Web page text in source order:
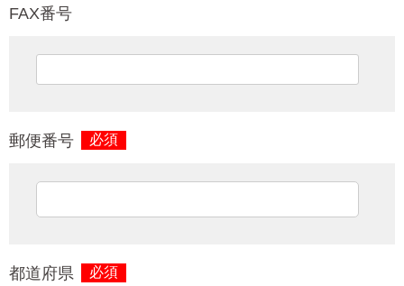
FAX番号
郵便番号 必須
都道府県 必須